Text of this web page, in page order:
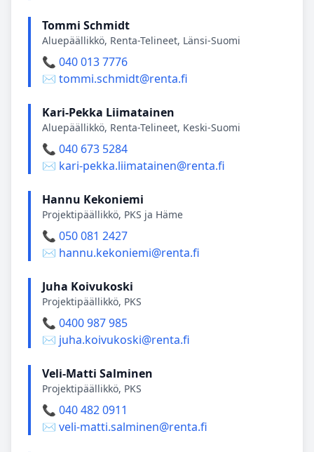
Tommi Schmidt
Aluepäällikkö, Renta-Telineet, Länsi-Suomi
📞 040 013 7776
✉️ tommi.schmidt@renta.fi
Kari-Pekka Liimatainen
Aluepäällikkö, Renta-Telineet, Keski-Suomi
📞 040 673 5284
✉️ kari-pekka.liimatainen@renta.fi
Hannu Kekoniemi
Projektipäällikkö, PKS ja Häme
📞 050 081 2427
✉️ hannu.kekoniemi@renta.fi
Juha Koivukoski
Projektipäällikkö, PKS
📞 0400 987 985
✉️ juha.koivukoski@renta.fi
Veli-Matti Salminen
Projektipäällikkö, PKS
📞 040 482 0911
✉️ veli-matti.salminen@renta.fi